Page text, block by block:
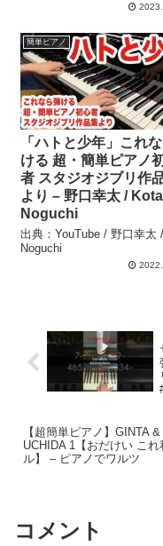
簡単ピアノ
「ハトと少年」これ
ける 超・簡単ピアノ
者 スタジオジブリ作
より – 野口幸太 / Kota
Noguchi
出典：YouTube / 野口幸太
Noguchi
【超簡単ピアノ】GINTA
UCHIDA 1【おだけい これ
ル】 – ピアノでワルツ
コメント